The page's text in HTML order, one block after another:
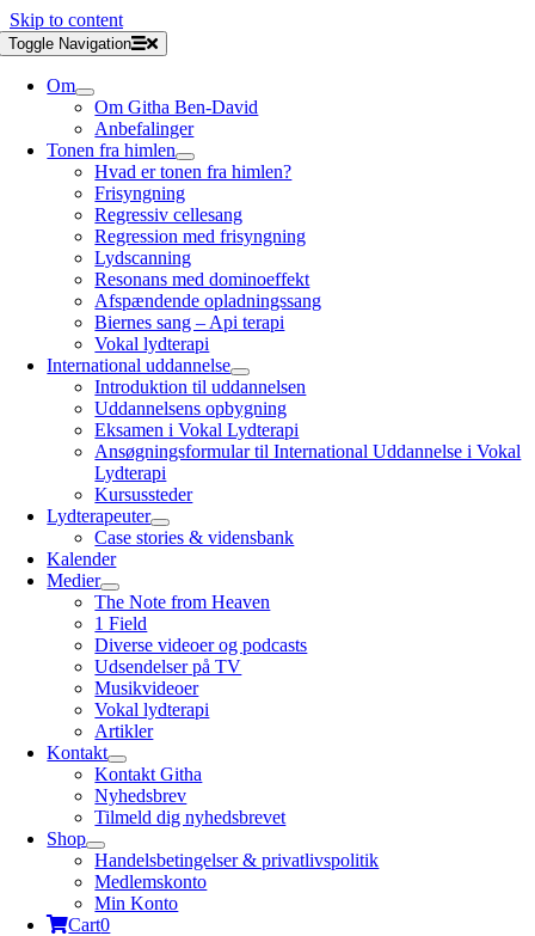
Skip to content
Toggle Navigation
Om
Om Githa Ben-David
Anbefalinger
Tonen fra himlen
Hvad er tonen fra himlen?
Frisyngning
Regressiv cellesang
Regression med frisyngning
Lydscanning
Resonans med dominoeffekt
Afspændende opladningssang
Biernes sang – Api terapi
Vokal lydterapi
International uddannelse
Introduktion til uddannelsen
Uddannelsens opbygning
Eksamen i Vokal Lydterapi
Ansøgningsformular til International Uddannelse i Vokal
Lydterapi
Kursussteder
Lydterapeuter
Case stories & vidensbank
Kalender
Medier
The Note from Heaven
1 Field
Diverse videoer og podcasts
Udsendelser på TV
Musikvideoer
Vokal lydterapi
Artikler
Kontakt
Kontakt Githa
Nyhedsbrev
Tilmeld dig nyhedsbrevet
Shop
Handelsbetingelser & privatlivspolitik
Medlemskonto
Min Konto
Cart0